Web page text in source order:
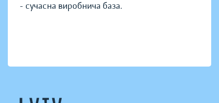
- сучасна виробнича база.